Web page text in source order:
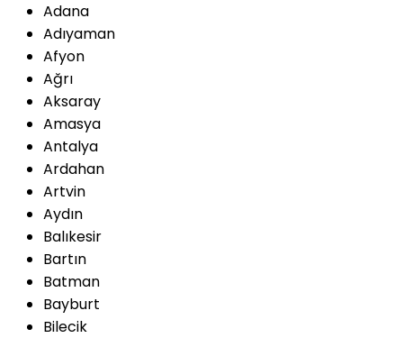
Adana
Adıyaman
Afyon
Ağrı
Aksaray
Amasya
Antalya
Ardahan
Artvin
Aydın
Balıkesir
Bartın
Batman
Bayburt
Bilecik